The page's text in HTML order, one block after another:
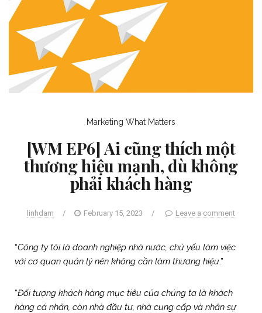
Marketing What Matters
[WM EP6] Ai cũng thích một
thương hiệu mạnh, dù không
phải khách hàng
linhdam / February 15, 2023 / Leave a comment
“Công ty tôi là doanh nghiệp nhà nước, chủ yếu làm việc
với cơ quan quản lý nên không cần làm thương hiệu.”
“Đối tượng khách hàng mục tiêu của chúng ta là khách
hàng cá nhân, còn nhà đầu tư, nhà cung cấp và nhân sự